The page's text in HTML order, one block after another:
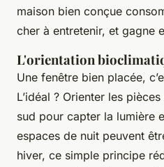
maison bien conçue
cher à entretenir, et gagne
L'orientation
Une fenêtre bien placée,
L’idéal ? Orienter les
sud pour capter la lumière
espaces de nuit peuvent
hiver, ce simple principe